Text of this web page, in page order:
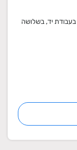
בעבודת יד, בשלושה